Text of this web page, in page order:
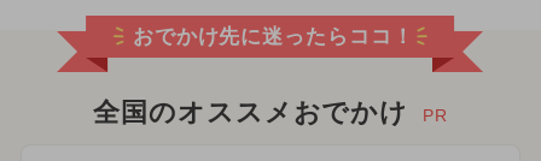
おでかけ先に迷ったらココ！
全国のオススメおでかけ PR